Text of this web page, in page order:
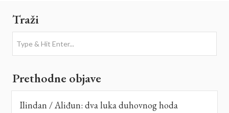
Traži
Prethodne objave
Ilindan / Aliđun: dva luka duhovnog hoda